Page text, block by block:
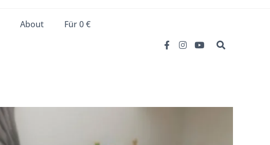
About Für 0 €